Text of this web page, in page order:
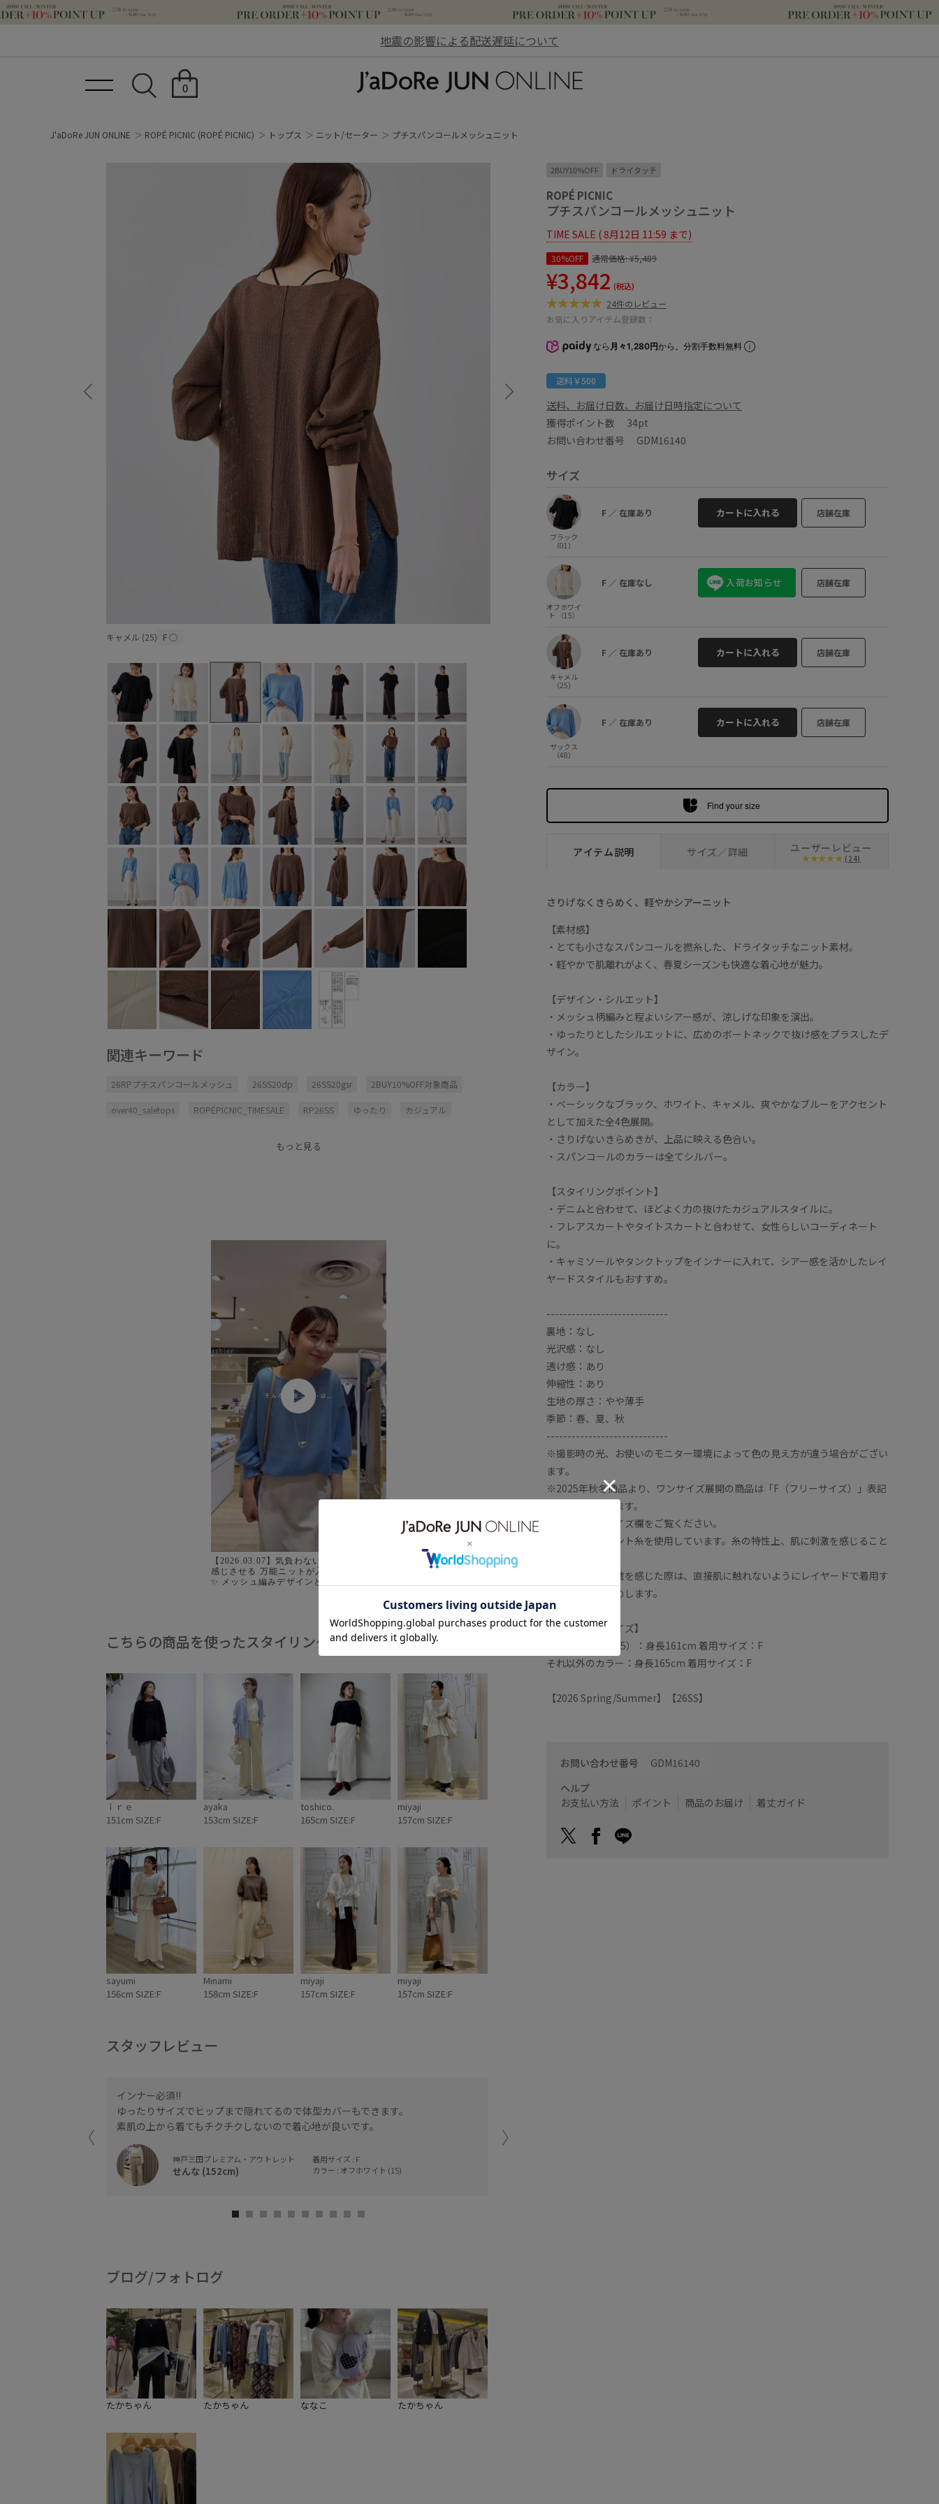
地震の影響による配送遅延について
0
J'aDoRe JUN ONLINE ROPÉ PICNIC (ROPÉ PICNIC) トップス ニット/セーター プチスパンコールメッシュニット
キャメル (25) F○ ○
関連キーワード
26RPプチスパンコールメッシュ 26SS20dp 26SS20gsr 2BUY10%OFF対象商品
over40_saletops ROPÉPICNIC_TIMESALE RP26SS ゆったり カジュアル
快適 快適な着心地 抜け感 撚糸
もっと見る
【2026.03.07】気負わない大人の色気を
感じさせる 万能ニットが入荷しましたー
✨ メッシュ編みデザインと細かなスパン
が取れる丈感！ あともう少し長ければor
短ければいいのに… とならなかったのは
地味に嬉しい🙏🏻✨ 合わせ方次第でどの
シーンにも馴染む ベーシックさも併せ持
ックしてみてくださいッ🤗 ． #メッシュ
ニット #春ニット #垢抜けコーデ #高見え
コーデ #きれいめカジュアルコーデ
こちらの商品を使ったスタイリング
ｉｒｅ
151cm SIZE:F
ayaka
153cm SIZE:F
toshico.
165cm SIZE:F
miyaji
157cm SIZE:F
sayumi
156cm SIZE:F
Minami
158cm SIZE:F
miyaji
157cm SIZE:F
miyaji
157cm SIZE:F
スタッフレビュー
インナー必須!!
ゆったりサイズでヒップまで隠れてるので体型カバーもできます。
素肌の上から着てもチクチクしないので着心地が良いです。
神戸三田プレミアム・アウトレット
せんな (152cm)
着用サイズ : F
カラー : オフホワイト (15)
ブログ/フォトログ
たかちゃん たかちゃん ななこ たかちゃん
2BUY10%OFF ドライタッチ
ROPÉ PICNIC
プチスパンコールメッシュニット
TIME SALE ( 8月12日 11:59 まで)
30%OFF 通常価格:¥5,489
¥3,842 (税込)
24件のレビュー
お気に入りアイテム登録数：
なら 月々1,280円から。分割手数料無料
送料￥500
送料、お届け日数、お届け日時指定について
獲得ポイント数 34pt
お問い合わせ番号 GDM16140
サイズ
ブラック
（01）
F ／ 在庫あり カートに入れる 店舗在庫
オフホワイ
ト （15）
F ／ 在庫なし 入荷お知らせ 店舗在庫
キャメル
（25）
F ／ 在庫あり カートに入れる 店舗在庫
サックス
（48）
F ／ 在庫あり カートに入れる 店舗在庫
Find your size
アイテム説明 サイズ／詳細 ユーザーレビュー
(24)
さりげなくきらめく、軽やかシアーニット
【素材感】
・とても小さなスパンコールを撚糸した、ドライタッチなニット素材。
・軽やかで肌離れがよく、春夏シーズンも快適な着心地が魅力。
【デザイン・シルエット】
・メッシュ柄編みと程よいシアー感が、涼しげな印象を演出。
・ゆったりとしたシルエットに、広めのボートネックで抜け感をプラスしたデ
ザイン。
【カラー】
・ベーシックなブラック、ホワイト、キャメル、爽やかなブルーをアクセント
として加えた全4色展開。
・さりげないきらめきが、上品に映える色合い。
・スパンコールのカラーは全てシルバー。
【スタイリングポイント】
・デニムと合わせて、ほどよく力の抜けたカジュアルスタイルに。
・フレアスカートやタイトスカートと合わせて、女性らしいコーディネート
に。
・キャミソールやタンクトップをインナーに入れて、シアー感を活かしたレイ
ヤードスタイルもおすすめ。
-----------------------------
裏地：なし
光沢感：なし
透け感：あり
伸縮性：あり
生地の厚さ：やや薄手
季節：春、夏、秋
-----------------------------
※撮影時の光、お使いのモニター環境によって色の見え方が違う場合がござい
ます。
※2025年秋冬商品より、ワンサイズ展開の商品は「F（フリーサイズ）」表記
に変更しております。
詳しい採寸はサイズ欄をご覧ください。
※モノフィラメント糸を使用しています。糸の特性上、肌に刺激を感じること
肌の弱い方や刺激を感じた際は、直接肌に触れないようにレイヤードで着用す
ることをおすすめします。
【モデル着用サイズ】
オフホワイト（15）：身長161cm 着用サイズ：F
それ以外のカラー：身長165cm 着用サイズ：F
【2026 Spring/Summer】【26SS】
お問い合わせ番号 GDM16140
ヘルプ
お支払い方法
ポイント 商品のお届け 着丈ガイド